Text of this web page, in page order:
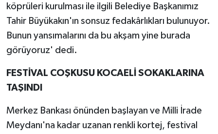
köprüleri kurulması ile ilgili Belediye Başkanımız
Tahir Büyükakın'ın sonsuz fedakârlıkları bulunuyor.
Bunun yansımalarını da bu akşam yine burada
görüyoruz' dedi.
FESTİVAL COŞKUSU KOCAELİ SOKAKLARINA
TAŞINDI
Merkez Bankası önünden başlayan ve Milli İrade
Meydanı'na kadar uzanan renkli kortej, festival